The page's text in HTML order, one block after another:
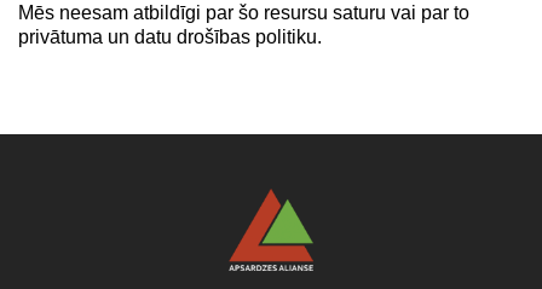
Mēs neesam atbildīgi par šo resursu saturu vai par to
privātuma un datu drošības politiku.